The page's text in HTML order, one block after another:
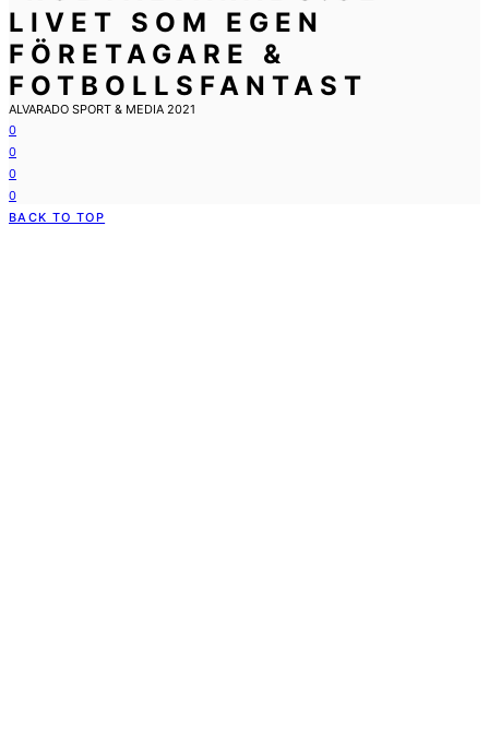
ALVARADO SPORT & MEDIA 2021
0
0
0
0
BACK TO TOP